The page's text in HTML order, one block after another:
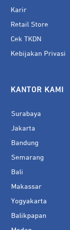
Karir
Retail Store
Cek TKDN
Kebijakan Privasi
KANTOR KAMI
Surabaya
Jakarta
Bandung
Semarang
Bali
Makassar
Yogyakarta
Balikpapan